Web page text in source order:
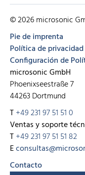
© 2026 microsonic
Pie de imprenta
Política de privacidad
Configuración de
microsonic GmbH
Phoenixseestraße 7
44263 Dortmund
T+49 231 97 51 51 0
Ventas y soporte
T+49 231 97 51 51 82
E
Contacto